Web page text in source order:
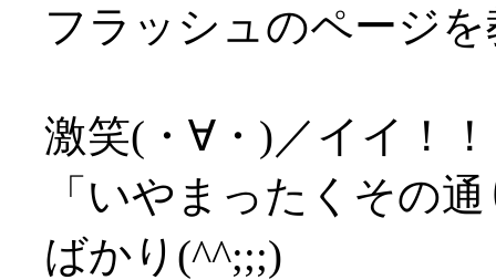
フラッシュのページ
激笑(・∀・)／イイ！！
「いやまったくその
ばかり(^^;;;)